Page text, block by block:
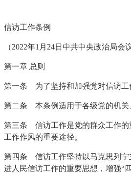
信访工作条例
（2022年1月24日中共中央政治局
第一章 总则
第一条 为了坚持和加强党对信访工
第二条 本条例适用于各级党的机关
第三条 信访工作是党的群众工作的
工作作风的重要途径。
第四条 信访工作坚持以马克思列宁
进人民信访工作的重要思想，增强“